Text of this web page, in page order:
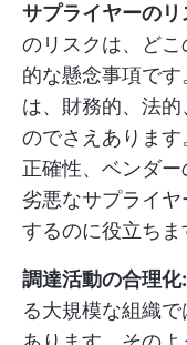
サプライヤーのリ
のリスクは、ど
的な懸念事項で
は、財務的、法
のでさえありま
正確性、ベンダー
劣悪なサプライ
するのに役立ちま
調達活動の合理化:
る大規模な組織